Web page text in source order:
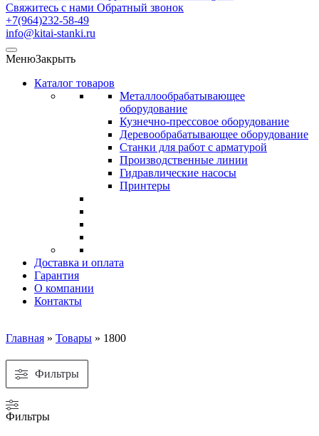
Свяжитесь с нами Обратный звонок
+7(964)232-58-49
info@kitai-stanki.ru
МенюЗакрыть
Каталог товаров
Металлообрабатывающее
оборудование
Кузнечно-прессовое оборудование
Деревообрабатывающее оборудование
Станки для работ с арматурой
Производственные линии
Гидравлические насосы
Принтеры
Доставка и оплата
Гарантия
О компании
Контакты
Главная » Товары » 1800
Фильтры
Фильтры